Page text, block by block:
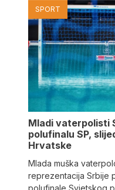
SPORT
Mladi vaterpolisti
polufinalu SP,
Hrvatske
Mlada muška
reprezentacija Srbije